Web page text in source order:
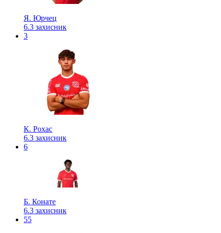
Я. Юрчец
6.3 захисник
3
К. Рохас
6.3 захисник
6
Б. Конате
6.3 захисник
55